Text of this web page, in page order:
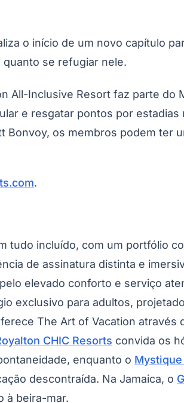
o início de um novo capítulo
se refugiar nele.
All-Inclusive Resort faz parte do
e resgatar pontos por
os membros podem ter
.
tudo incluído, com um portfólio
de assinatura distinta e
elevado conforto e serviço
exclusivo para adultos,
The Art of Vacation através
CHIC Resorts convida os
enquanto o
descontraída. Na Jamaica, o
à beira-mar.